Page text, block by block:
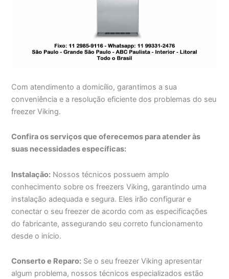
Com atendimento a domicílio, garantimos a sua
conveniência e a resolução eficiente dos problemas do seu
freezer Viking.
Confira os serviços que oferecemos para atender às
suas necessidades específicas:
Instalação: Nossos técnicos possuem amplo
conhecimento sobre os freezers Viking, garantindo uma
instalação adequada e segura. Eles irão configurar e
conectar o seu freezer de acordo com as especificações
do fabricante, assegurando seu correto funcionamento
desde o início.
Conserto e Reparo: Se o seu freezer Viking apresentar
algum problema, nossos técnicos especializados estão